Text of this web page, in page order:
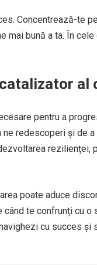
Concentrează-te
mai bună a ta. În
al
pentru a
redescoperi și de
rezilienței,
poate aduce
când te confrunți cu
cu succes și